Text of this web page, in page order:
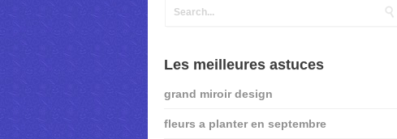
Les meilleures astuces
grand miroir design
fleurs a planter en septembre